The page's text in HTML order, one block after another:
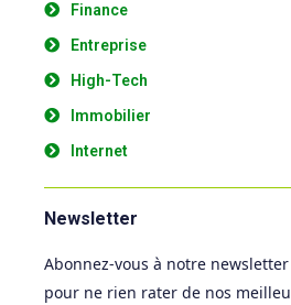
Finance
Entreprise
High-Tech
Immobilier
Internet
Newsletter
Abonnez-vous à notre
pour ne rien rater de nos